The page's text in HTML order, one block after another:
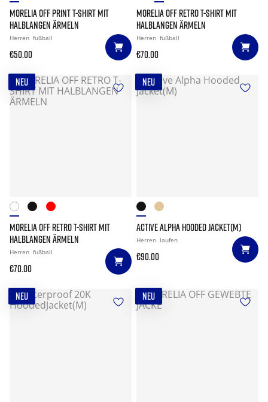
MORELIA OFF PRINT T-SHIRT MIT
HALBLANGEN ÄRMELN
Herren fußball
€50.00
MORELIA OFF RETRO T-SHIRT MIT
HALBLANGEN ÄRMELN
Herren fußball
€70.00
NEU
MORELIA OFF RETRO T-SHIRT MIT
HALBLANGEN ÄRMELN
Herren fußball
€70.00
NEU
ACTIVE ALPHA HOODED JACKET(M)
Herren laufen
€90.00
NEU NEU